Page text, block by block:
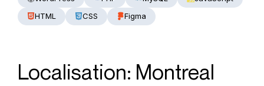
HTML
CSS Figma
Localisation: Montreal